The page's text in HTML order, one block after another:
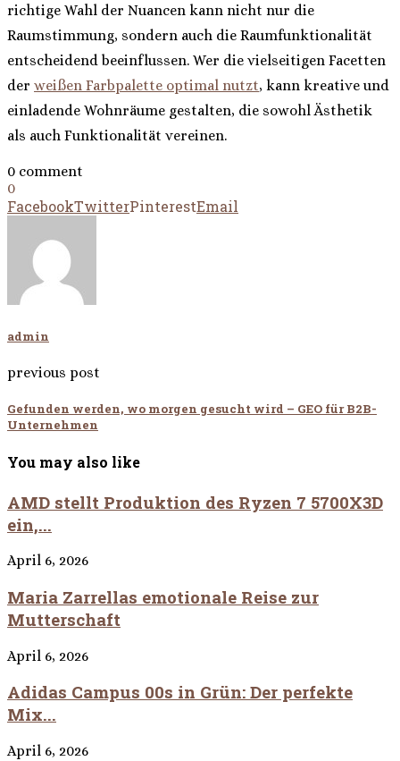
richtige Wahl der Nuancen kann nicht nur die
Raumstimmung, sondern auch die Raumfunktionalität
entscheidend beeinflussen. Wer die vielseitigen Facetten
der weißen Farbpalette optimal nutzt, kann kreative und
einladende Wohnräume gestalten, die sowohl Ästhetik
als auch Funktionalität vereinen.
0 comment
0
FacebookTwitterPinterestEmail
admin
previous post
Gefunden werden, wo morgen gesucht wird – GEO für B2B-
Unternehmen
You may also like
AMD stellt Produktion des Ryzen 7 5700X3D
ein,...
April 6, 2026
Maria Zarrellas emotionale Reise zur
Mutterschaft
April 6, 2026
Adidas Campus 00s in Grün: Der perfekte
Mix...
April 6, 2026